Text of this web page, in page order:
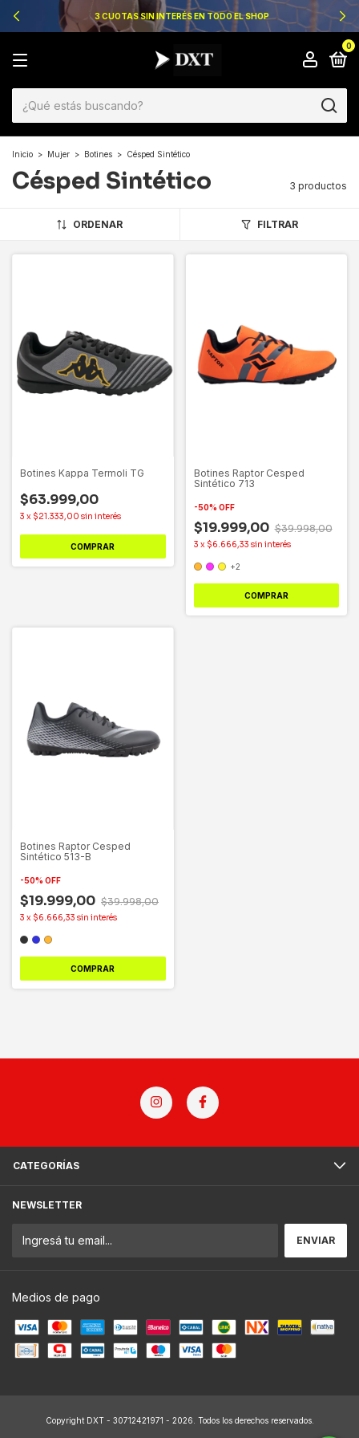
3 CUOTAS SIN INTERÉS EN TODO EL SHOP
0
Inicio > Mujer > Botines > Césped Sintético
Césped Sintético 3 productos
ORDENAR FILTRAR
Botines Kappa Termoli TG
$63.999,00
3 x $21.333,00 sin interés
COMPRAR
Botines Raptor Cesped
Sintético 713
-50% OFF
$19.999,00 $39.998,00
3 x $6.666,33 sin interés
+2
COMPRAR
Botines Raptor Cesped
Sintético 513-B
-50% OFF
$19.999,00 $39.998,00
3 x $6.666,33 sin interés
COMPRAR
CATEGORÍAS
NEWSLETTER
Medios de pago
Copyright DXT - 30712421971 - 2026. Todos los derechos reservados.